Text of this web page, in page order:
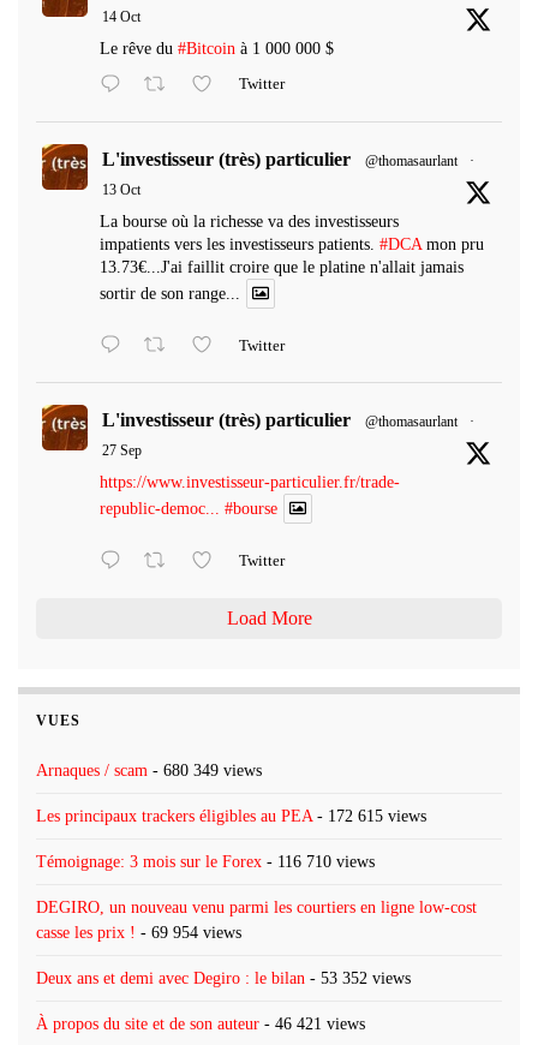
14 Oct
Le rêve du #Bitcoin à 1 000 000 $
Twitter
L'investisseur (très) particulier @thomasaurlant
·
13 Oct
La bourse où la richesse va des investisseurs
impatients vers les investisseurs patients. #DCA mon pru
13.73€...J'ai faillit croire que le platine n'allait jamais
sortir de son range...
Twitter
L'investisseur (très) particulier @thomasaurlant
·
27 Sep
https://www.investisseur-particulier.fr/trade-
republic-democ... #bourse
Twitter
Load More
VUES
Arnaques / scam - 680 349 views
Les principaux trackers éligibles au PEA - 172 615 views
Témoignage: 3 mois sur le Forex - 116 710 views
DEGIRO, un nouveau venu parmi les courtiers en ligne low-cost
casse les prix ! - 69 954 views
Deux ans et demi avec Degiro : le bilan - 53 352 views
À propos du site et de son auteur - 46 421 views